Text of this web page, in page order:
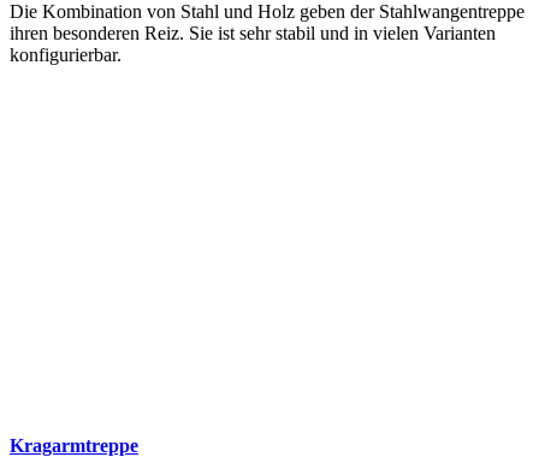
Die Kombination von Stahl und Holz geben der Stahlwangentreppe
ihren besonderen Reiz. Sie ist sehr stabil und in vielen Varianten
konfigurierbar.
Kragarmtreppe